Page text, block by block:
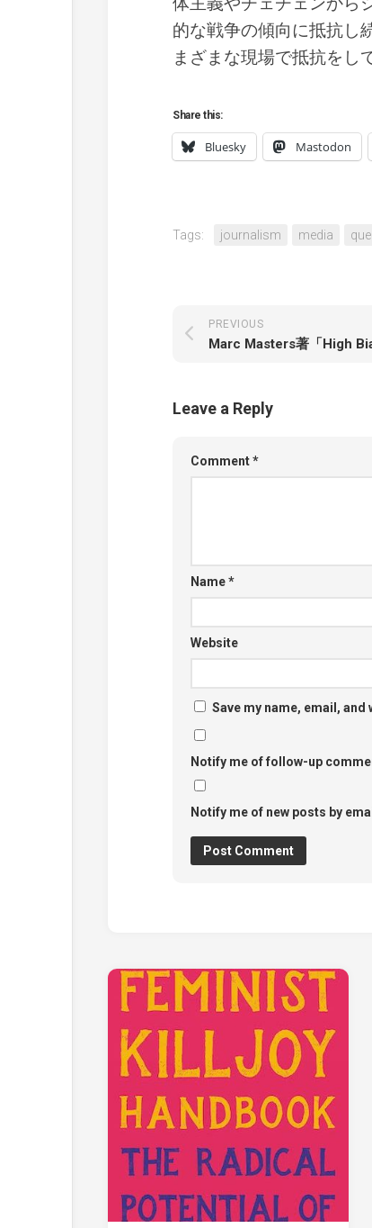
的な戦争の傾向に抵抗し
まざまな現場で抵抗をし
Share this:
Bluesky Mastodon
Tags: journalism media
PREVIOUS
Leave a Reply
Comment*
Name*
Website
Save my name, email,
Notify me of follow-up
Notify me of new posts by